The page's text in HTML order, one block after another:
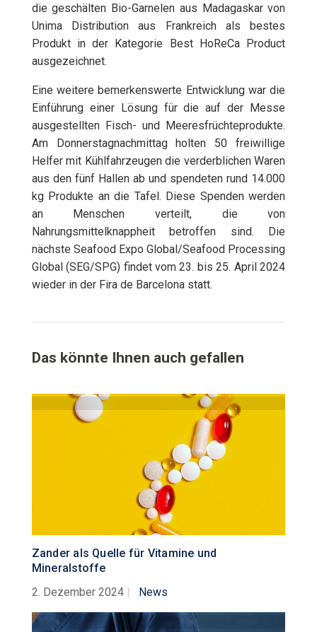
die geschälten Bio-Garnelen aus Madagaskar von
Unima Distribution aus Frankreich als bestes
Produkt in der Kategorie Best HoReCa Product
ausgezeichnet.
Eine weitere bemerkenswerte Entwicklung war die
Einführung einer Lösung für die auf der Messe
ausgestellten Fisch- und Meeresfrüchteprodukte.
Am Donnerstagnachmittag holten 50 freiwillige
Helfer mit Kühlfahrzeugen die verderblichen Waren
aus den fünf Hallen ab und spendeten rund 14.000
kg Produkte an die Tafel. Diese Spenden werden
an Menschen verteilt, die von
Nahrungsmittelknappheit betroffen sind. Die
nächste Seafood Expo Global/Seafood Processing
Global (SEG/SPG) findet vom 23. bis 25. April 2024
wieder in der Fira de Barcelona statt.
Das könnte Ihnen auch gefallen
Zander als Quelle für Vitamine und
Mineralstoffe
2. Dezember 2024 | News